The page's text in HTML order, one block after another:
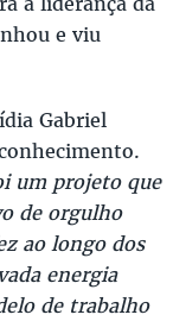
e viu
Gabriel
um projeto que
de orgulho
ao longo dos
energia
de trabalho